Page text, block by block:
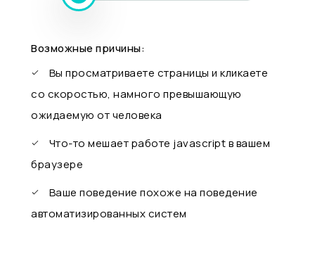
Возможные причины:
Вы просматриваете страницы и кликаете
со скоростью, намного превышающую
ожидаемую от человека
Что-то мешает работе javascript в вашем
браузере
Ваше поведение похоже на поведение
автоматизированных систем